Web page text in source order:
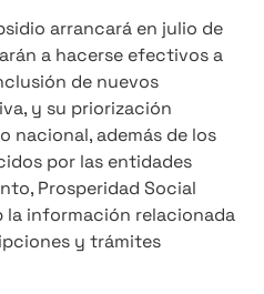
arrancará en julio de
a hacerse efectivos a
de nuevos
y su priorización
nacional, además de los
por las entidades
Prosperidad Social
la información relacionada
y trámites